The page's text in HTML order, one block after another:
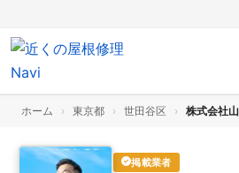
ホーム › 東京都 › 世田谷区 › 株式会社
掲載業者